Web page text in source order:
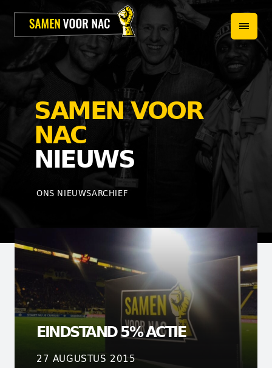
HOME
PROJECTEN
OVER ONS
HET TEAM
NIEUWS
SAMEN VOOR
NAC
NIEUWS
ONS NIEUWSARCHIEF
EINDSTAND 5% ACTIE
27 AUGUSTUS 2015